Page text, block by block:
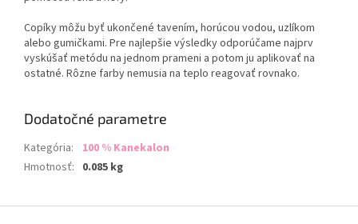
Copíky môžu byť ukončené tavením, horúcou vodou, uzlíkom
alebo gumičkami. Pre najlepšie výsledky odporúčame najprv
vyskúšať metódu na jednom prameni a potom ju aplikovať na
ostatné. Rôzne farby nemusia na teplo reagovať rovnako.
Dodatočné parametre
Kategória:
100 % Kanekalon
Hmotnosť: 0.085 kg